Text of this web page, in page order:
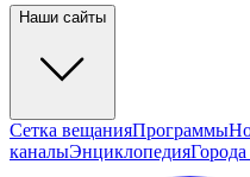
Наши сайты
Сетка вещанияПрограммы
каналыЭнциклопедия